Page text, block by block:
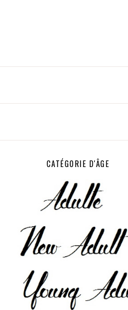
CATÉGORIE D'ÂGE